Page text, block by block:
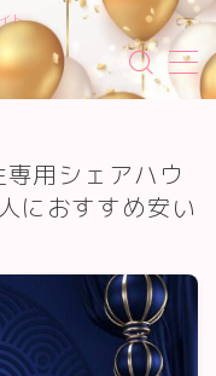
ト
用シェアハウ
におすすめ安い